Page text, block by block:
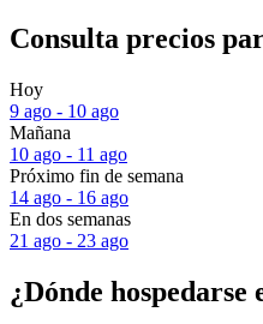
Consulta precios
Hoy
9 ago - 10 ago
Mañana
10 ago - 11 ago
Próximo fin de semana
14 ago - 16 ago
En dos semanas
21 ago - 23 ago
¿Dónde hospedarse